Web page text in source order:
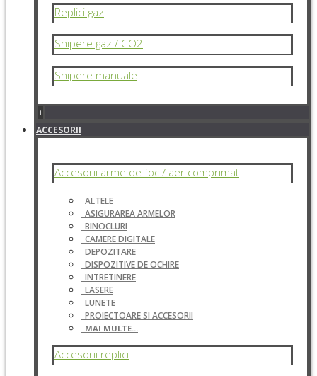
Replici gaz
Snipere gaz / CO2
Snipere manuale
+
ACCESORII
Accesorii arme de foc / aer comprimat
ALTELE
ASIGURAREA ARMELOR
BINOCLURI
CAMERE DIGITALE
DEPOZITARE
DISPOZITIVE DE OCHIRE
INTRETINERE
LASERE
LUNETE
PROIECTOARE SI ACCESORII
MAI MULTE...
Accesorii replici